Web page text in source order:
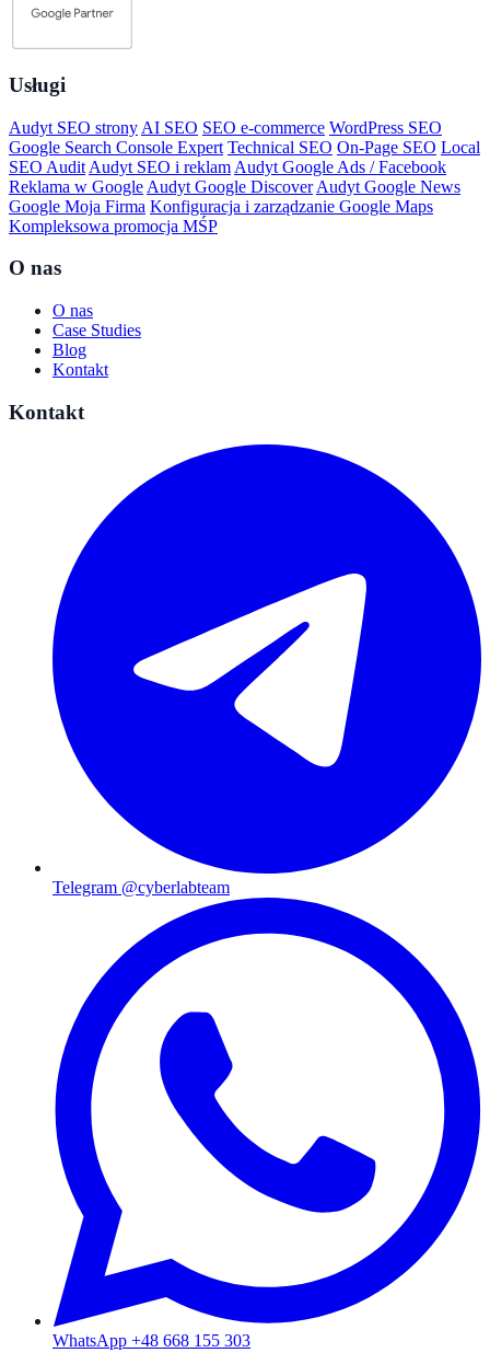
Usługi
Audyt SEO strony AI SEO SEO e-commerce WordPress SEO
Google Search Console Expert Technical SEO On-Page SEO Local
SEO Audit Audyt SEO i reklam Audyt Google Ads / Facebook
Reklama w Google Audyt Google Discover Audyt Google News
Google Moja Firma Konfiguracja i zarządzanie Google Maps
Kompleksowa promocja MŚP
O nas
O nas
Case Studies
Blog
Kontakt
Kontakt
Telegram @cyberlabteam
WhatsApp +48 668 155 303